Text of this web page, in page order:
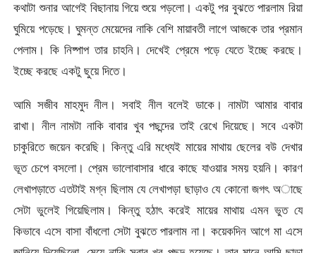
কথাটা শুনার আগেই বিছানায় গিয়ে শুয়ে পড়লো। একটু পর বুঝতে পারলাম রিয়া
ঘুমিয়ে পড়েছে। ঘুমন্ত মেয়েদের নাকি বেশি মায়াবতী লাগে আজকে তার প্রমান
পেলাম। কি নিষ্পাপ তার চাহনি। দেখেই প্রেমে পড়ে যেতে ইচ্ছে করছে।
ইচ্ছে করছে একটু ছুয়ে দিতে।
আমি সজীব মাহমুদ নীল। সবাই নীল বলেই ডাকে। নামটা আমার বাবার
রাখা। নীল নামটা নাকি বাবার খুব পছন্দের তাই রেখে দিয়েছে। সবে একটা
চাকুরিতে জয়েন করেছি। কিন্তু এরি মধ্যেই মায়ের মাথায় ছেলের বউ দেখার
ভূত চেপে বসলো। প্রেম ভালোবাসার ধারে কাছে যাওয়ার সময় হয়নি। কারণ
লেখাপড়াতে এতটাই মগ্ন ছিলাম যে লেখাপড়া ছাড়াও যে কোনো জগৎ অাছে
সেটা ভুলেই গিয়েছিলাম। কিন্তু হঠাৎ করেই মায়ের মাথায় এমন ভুত যে
কিভাবে এসে বাসা বাঁধলো সেটা বুঝতে পারলাম না। কয়েকদিন আগে মা এসে